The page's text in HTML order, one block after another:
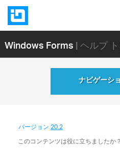
Windows Forms| ヘルプ
ナビゲーシ
バージョン20.2
このコンテンツは役に立ちましたか？